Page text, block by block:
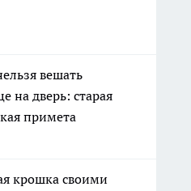
вешать
на дверь: старая
примета
крошка своими